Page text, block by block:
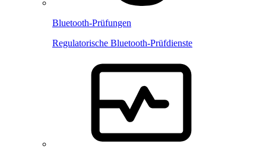
Bluetooth-Prüfungen
Regulatorische Bluetooth-Prüfdienste